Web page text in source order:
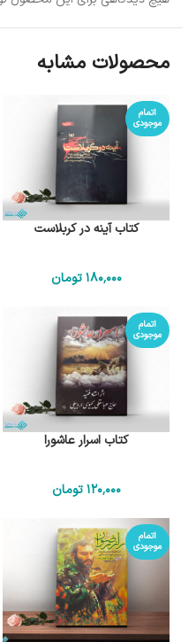
محصولات مشابه
اتمام
موجودی
کتاب آینه در کربلاست
180٬000 تومان
اتمام
موجودی
کتاب اسرار عاشورا
120٬000 تومان
اتمام
موجودی